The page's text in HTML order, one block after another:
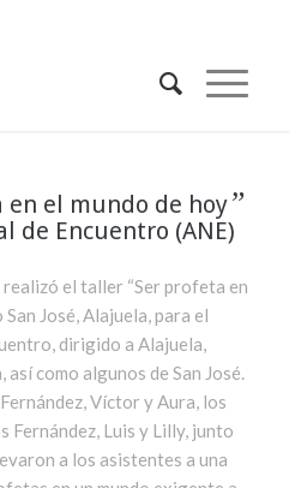
en el mundo de hoy”
de Encuentro (ANE)
el taller “Ser profeta en
José, Alajuela, para el
dirigido a Alajuela,
como algunos de San José.
Víctor y Aura, los
Fernández, Luis y Lilly, junto
a los asistentes a una